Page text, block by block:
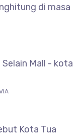
di masa
Kota Tua